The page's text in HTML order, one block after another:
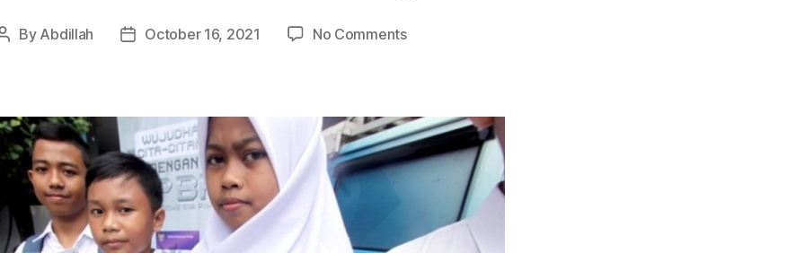
Post
By Abdillah
PostOctober 16, 2021 No Commentson
Menerima
KIP
Kuliah,
Simak
Pendaftarannya